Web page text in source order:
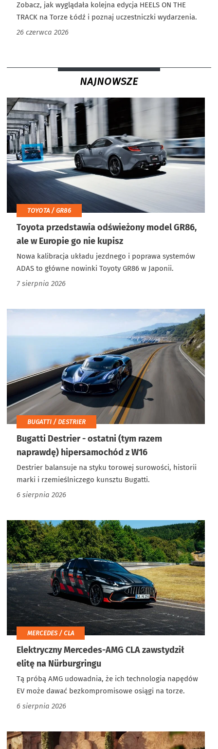
Zobacz, jak wyglądała kolejna edycja HEELS ON THE
TRACK na Torze Łódź i poznaj uczestniczki wydarzenia.
26 czerwca 2026
NAJNOWSZE
TOYOTA / GR86
Toyota przedstawia odświeżony model GR86,
ale w Europie go nie kupisz
Nowa kalibracja układu jezdnego i poprawa systemów
ADAS to główne nowinki Toyoty GR86 w Japonii.
7 sierpnia 2026
BUGATTI / DESTRIER
Bugatti Destrier - ostatni (tym razem
naprawdę) hipersamochód z W16
Destrier balansuje na styku torowej surowości, historii
marki i rzemieślniczego kunsztu Bugatti.
6 sierpnia 2026
MERCEDES / CLA
Elektryczny Mercedes-AMG CLA zawstydził
elitę na Nürburgringu
Tą próbą AMG udowadnia, że ich technologia napędów
EV może dawać bezkompromisowe osiągi na torze.
6 sierpnia 2026